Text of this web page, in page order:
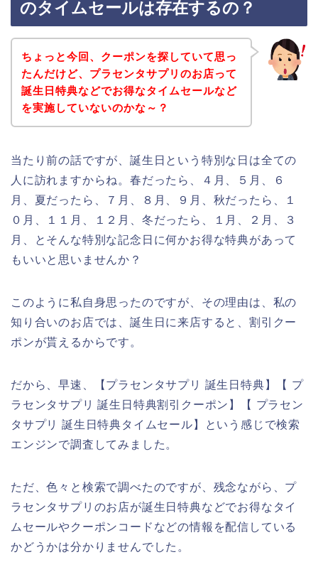
のタイムセールは存在するの？
ちょっと今回、クーポンを探していて思っ
たんだけど、プラセンタサプリのお店って
誕生日特典などでお得なタイムセールなど
を実施していないのかな～？
当たり前の話ですが、誕生日という特別な日は全ての
人に訪れますからね。春だったら、４月、５月、６
月、夏だったら、７月、８月、９月、秋だったら、１
０月、１１月、１２月、冬だったら、１月、２月、３
月、とそんな特別な記念日に何かお得な特典があって
もいいと思いませんか？
このように私自身思ったのですが、その理由は、私の
知り合いのお店では、誕生日に来店すると、割引クー
ポンが貰えるからです。
だから、早速、【プラセンタサプリ 誕生日特典】【 プ
ラセンタサプリ 誕生日特典割引クーポン】【 プラセン
タサプリ 誕生日特典タイムセール】という感じで検索
エンジンで調査してみました。
ただ、色々と検索で調べたのですが、残念ながら、プ
ラセンタサプリのお店が誕生日特典などでお得なタイ
ムセールやクーポンコードなどの情報を配信している
かどうかは分かりませんでした。